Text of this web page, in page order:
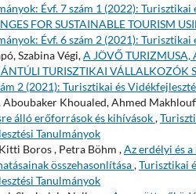
Évf. 7 szám 1 (2022):
FOR SUSTAINABLE TOURISM
Évf. 6 szám 2 (2021):
Szabina Végi,A JÖVŐ TURIZMUSA,
TURISZTIKAI VÁLLALKOZÓK
2 (2021): Turisztikai és
Aboubaker Khoualed, Ahmed
álló erőforrások és kihívások,
Tanulmányok
Boros , Petra Böhm ,Az erdélyi és
összehasonlítása,Turisztikai
Tanulmányok